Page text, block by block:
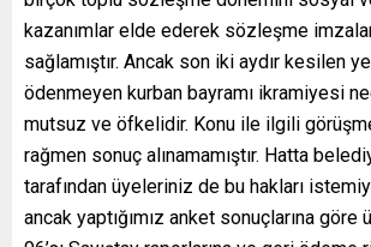
kazanımlar elde ederek sözleşme
sağlamıştır. Ancak son iki aydır kesilen
ödenmeyen kurban bayramı ikramiyesi
mutsuz ve öfkelidir. Konu ile ilgili
rağmen sonuç alınamamıştır. Hatta
tarafından üyeleriniz de bu hakları
ancak yaptığımız anket sonuçlarına